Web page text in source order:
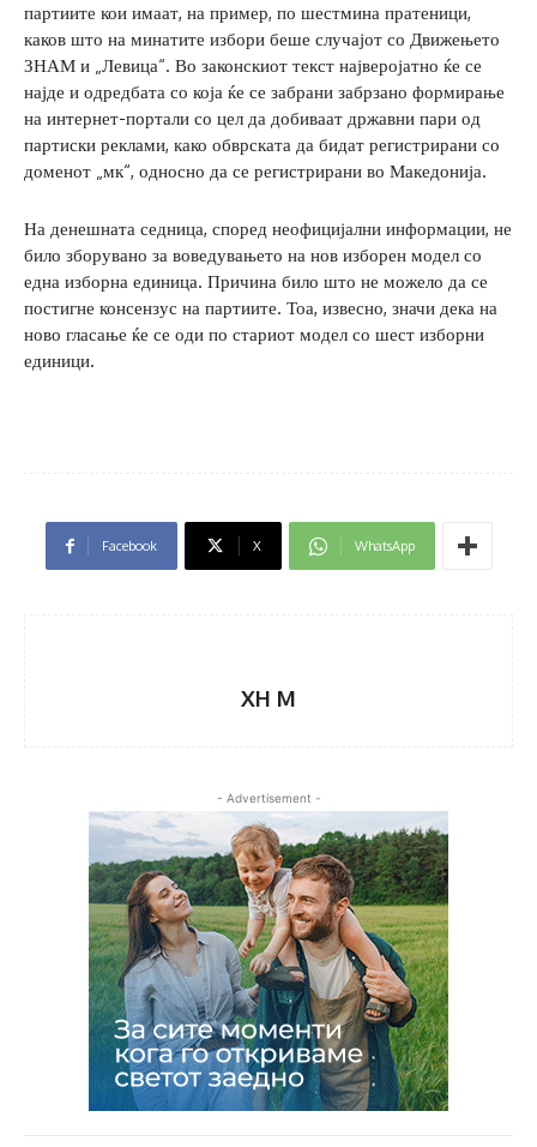
партиите кои имаат, на пример, по шестмина пратеници,
каков што на минатите избори беше случајот со Движењето
ЗНАМ и „Левица“. Во законскиот текст најверојатно ќе се
најде и одредбата со која ќе се забрани забрзано формирање
на интернет-портали со цел да добиваат државни пари од
партиски реклами, како обврската да бидат регистрирани со
доменот „мк“, односно да се регистрирани во Македонија.
На денешната седница, според неофицијални информации, не
било зборувано за воведувањето на нов изборен модел со
една изборна единица. Причина било што не можело да се
постигне консензус на партиите. Тоа, извесно, значи дека на
ново гласање ќе се оди по стариот модел со шест изборни
единици.
Facebook X WhatsApp
XH M
- Advertisement -